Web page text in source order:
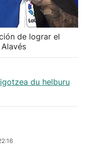
de lograr el
du helburu